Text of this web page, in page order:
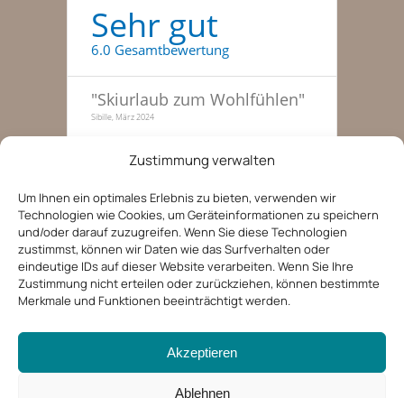
Zustimmung verwalten
Um Ihnen ein optimales Erlebnis zu bieten, verwenden wir
Technologien wie Cookies, um Geräteinformationen zu speichern
und/oder darauf zuzugreifen. Wenn Sie diese Technologien
zustimmst, können wir Daten wie das Surfverhalten oder
eindeutige IDs auf dieser Website verarbeiten. Wenn Sie Ihre
Zustimmung nicht erteilen oder zurückziehen, können bestimmte
Merkmale und Funktionen beeinträchtigt werden.
Akzeptieren
Ablehnen
Sehr gut
6.0 Gesamtbewertung
"Skiurlaub zum Wohlfühlen"
Sibille, März 2024
Traumhafte Skitage, haben
gleich nochmal gebucht"
"Entspannte Ferien in der
Tiroler Bergwelt"
Kerstin, 36-40, August 2019